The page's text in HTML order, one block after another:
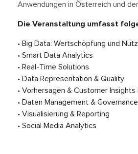
Anwendungen in Österreich und
Die Veranstaltung umfasst
• Big Data: Wertschöpfung und
• Smart Data Analytics
• Real-Time Solutions
• Data Representation & Quality
• Vorhersagen & Customer Insights
• Daten Management & Governance
• Visualisierung & Reporting
• Social Media Analytics